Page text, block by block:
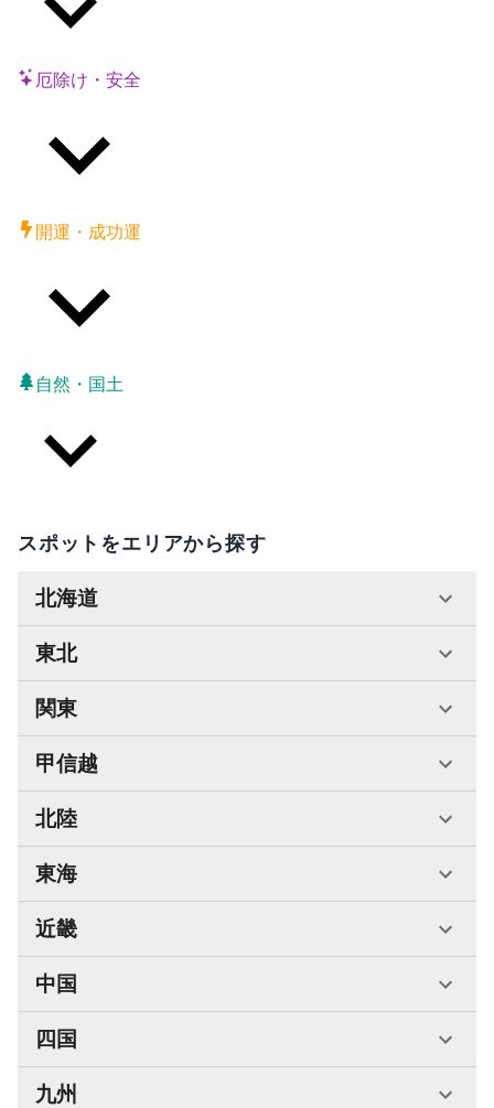
厄除け・安全
開運・成功運
自然・国土
スポットをエリアから探す
北海道
東北
関東
甲信越
北陸
東海
近畿
中国
四国
九州